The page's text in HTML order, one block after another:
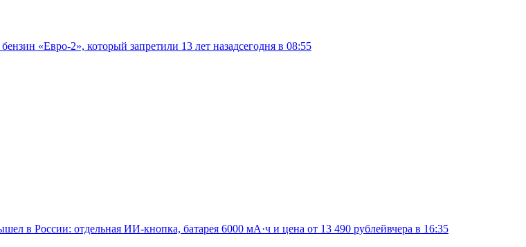
«Евро-2», который запретили 13 лет назадсегодня в 08:55
в России: отдельная ИИ-кнопка, батарея 6000 мА·ч и цена от 13 490 рублейвчера в 16:35